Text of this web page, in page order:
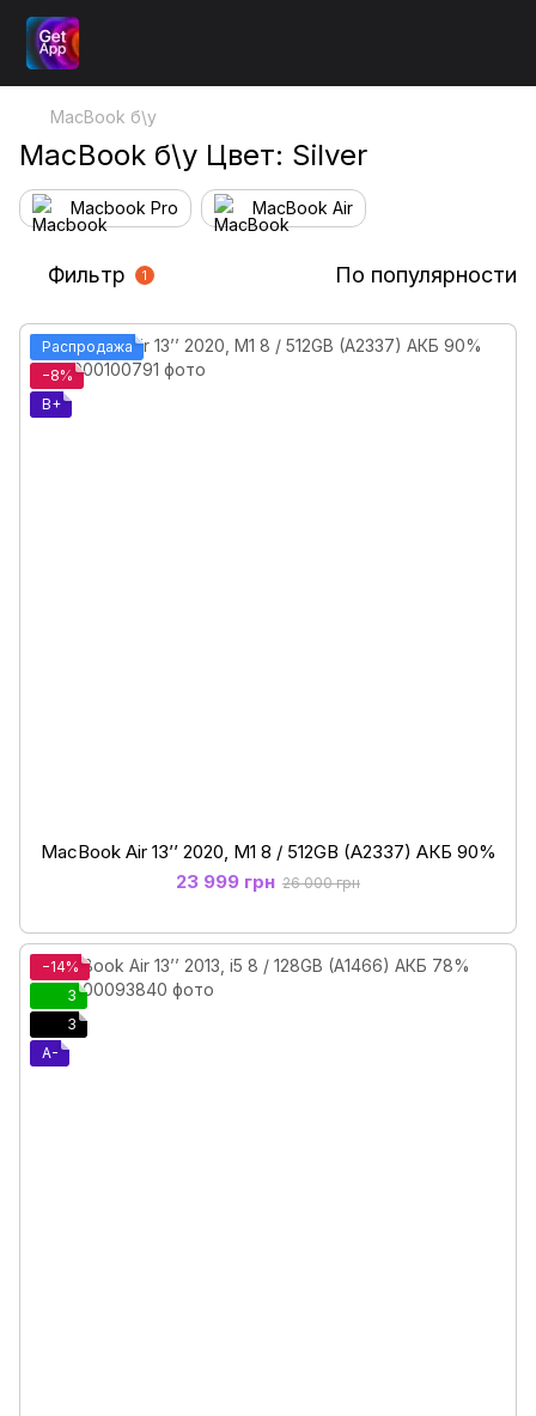
MacBook б\у
MacBook б\у Цвет: Silver
Macbook Pro MacBook Air
Фильтр 1 По популярности
Распродажа
−8%
B+
MacBook Air 13’’ 2020, М1 8 / 512GB (A2337) АКБ 90%
23 999 грн 26 000 грн
−14%
3
3
A-